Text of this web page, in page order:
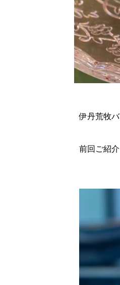
伊丹荒牧
前回ご紹